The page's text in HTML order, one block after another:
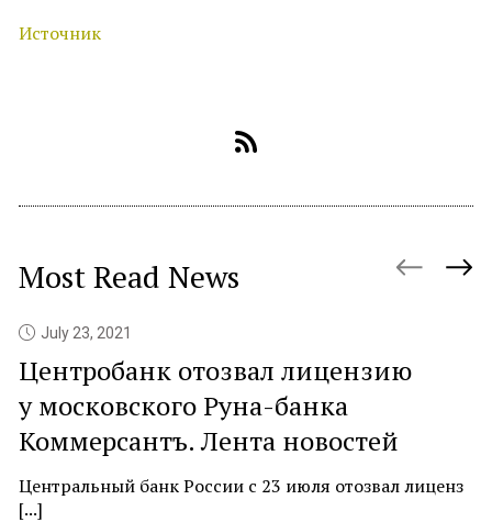
Источник
Most Read News
July 23, 2021
Центробанк отозвал лицензию
у московского Руна-банка
Коммерсантъ. Лента новостей
Центральный банк России с 23 июля отозвал лиценз
[...]